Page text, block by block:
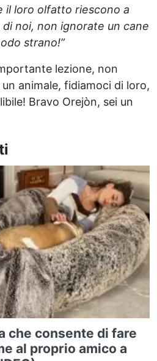
il loro olfatto riescono a
noi, non ignorate un cane
strano!”
lezione, non
animale, fidiamoci di loro,
Bravo Orejòn, sei un
che consente di fare
al proprio amico a